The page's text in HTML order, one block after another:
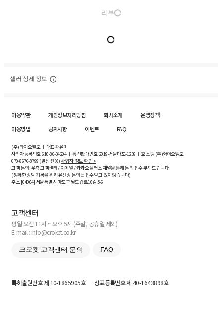
리뷰
셀러 상세 정보
이용약관 개인정보처리방침 회사소개
운영정책
이용방법
공지사항 이벤트 FAQ
(주)와이오엘오 ㅣ 대표 황유미
사업자등록번호610-86-34204ㅣ 통신판매번호 2019-서울마포-1239 ㅣ 호스팅 (주)와이오엘오
070-8676-8799 (발신 전용)사업자 정보 확인 >
고객 문의: 우측 고객센터 / 이메일 / 카카오플러스 채널을 통해 문의 접수 부탁드립니다.
(정확한 상담 기록을 위해 유선상 문의는 접수받고 있지 않습니다)
주소 [04004] 서울특별시 마포구 월드컵로10길5-6
고객센터
평일 오전 11시 ~ 오후 5시 (주말, 공휴일 제외)
E-mail : info@croket.co.kr
크로켓 고객센터 문의 FAQ
특허출원번호제 10-1865905호 상표등록번호제 40-1643898호